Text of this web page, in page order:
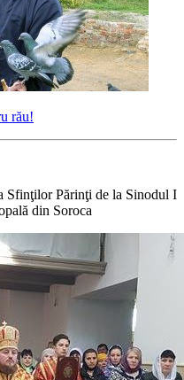
rău!
Sfinţilor Părinţi de la Sinodul I
din Soroca